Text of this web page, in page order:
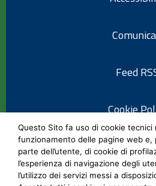
Feed
Cookie
Informativa
Questo Sito fa uso di cookie
funzionamento delle pagine web e,
parte dell’utente, di cookie di
l’esperienza di navigazione degli
l’utilizzo dei servizi messi a